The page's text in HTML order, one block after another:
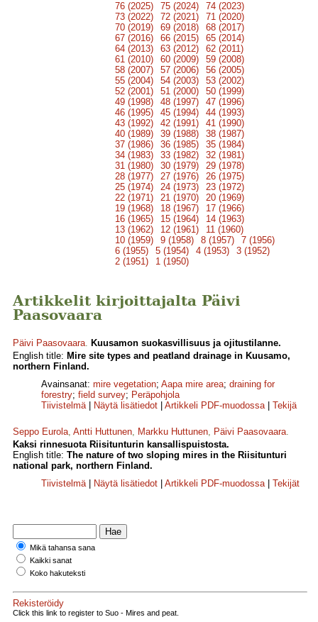
76 (2025) 75 (2024)
74 (2023)
73 (2022)
72 (2021)
71 (2020)
70 (2019)
69 (2018)
68 (2017)
67 (2016)
66 (2015)
65 (2014)
64 (2013)
63 (2012)
62 (2011)
61 (2010)
60 (2009)
59 (2008)
58 (2007)
57 (2006)
56 (2005)
55 (2004)
54 (2003)
53 (2002)
52 (2001)
51 (2000)
50 (1999)
49 (1998)
48 (1997)
47 (1996)
46 (1995)
45 (1994)
44 (1993)
43 (1992)
42 (1991)
41 (1990)
40 (1989)
39 (1988)
38 (1987)
37 (1986)
36 (1985)
35 (1984)
34 (1983)
33 (1982)
32 (1981)
31 (1980)
30 (1979)
29 (1978)
28 (1977)
27 (1976)
26 (1975)
25 (1974)
24 (1973)
23 (1972)
22 (1971)
21 (1970)
20 (1969)
19 (1968)
18 (1967)
17 (1966)
16 (1965)
15 (1964)
14 (1963)
13 (1962)
12 (1961)
11 (1960)
10 (1959)
9 (1958) 8 (1957)
7 (1956)
6 (1955)
5 (1954) 4 (1953)
3 (1952)
2 (1951)
1 (1950)
Artikkelit kirjoittajalta Päivi
Paasovaara
Päivi Paasovaara. Kuusamon suokasvillisuus ja ojitustilanne.
English title: Mire site types and peatland drainage in Kuusamo,
northern Finland.
Avainsanat: mire vegetation; Aapa mire area; draining for
forestry; field survey; Peräpohjola
Tiivistelmä| Näytä lisätiedot Artikkeli PDF-muodossa| Tekijä
Seppo Eurola, Antti Huttunen, Markku Huttunen, Päivi Paasovaara.
Kaksi rinnesuota Riisitunturin kansallispuistosta.
English title: The nature of two sloping mires in the Riisitunturi
national park, northern Finland.
Tiivistelmä| Näytä lisätiedot Artikkeli PDF-muodossa| Tekijät
Mikä tahansa sana
Kaikki sanat
Koko hakuteksti
Rekisteröidy
Click this link to register to Suo - Mires and peat.